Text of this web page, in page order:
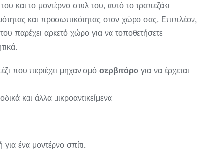
και το μοντέρνο στυλ του, αυτό το τραπεζάκι
και προσωπικότητας στον χώρο σας. Επιπλέον,
του παρέχει αρκετό χώρο για να τοποθετήσετε
που περιέχει μηχανισμό σερβιτόρο για να έρχεται
και άλλα μικροαντικείμενα
για ένα μοντέρνο σπίτι.